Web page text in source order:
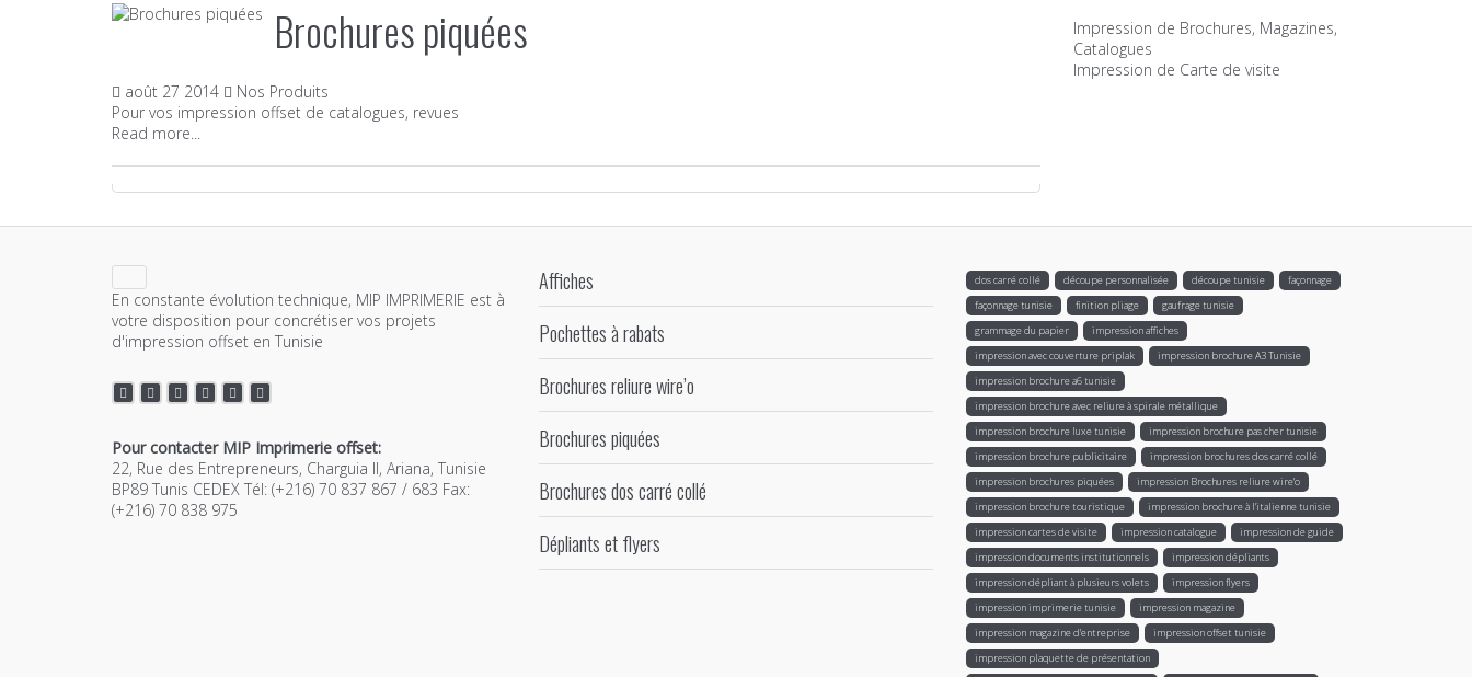
Brochures piquées
août 27 2014
Nos Produits
Pour vos impression offset de catalogues, revues
Read more...
Impression de Brochures, Magazines,
Catalogues
Impression de Carte de visite
En constante évolution technique, MIP IMPRIMERIE est à
votre disposition pour concrétiser vos projets
d'impression offset en Tunisie
Pour contacter MIP Imprimerie offset:
22, Rue des Entrepreneurs, Charguia II, Ariana, Tunisie
BP89 Tunis CEDEX Tél: (+216) 70 837 867 / 683 Fax:
(+216) 70 838 975
Affiches
Pochettes à rabats
Brochures reliure wire’o
Brochures piquées
Brochures dos carré collé
Dépliants et flyers
dos carré collé découpe personnalisée découpe tunisie
façonnage
façonnage tunisie
finition pliage
gaufrage tunisie
grammage du papier
impression affiches
impression avec couverture priplak
impression brochure A3 Tunisie
impression brochure a6 tunisie
impression brochure avec reliure à spirale métallique
impression brochure luxe tunisie
impression brochure pas cher tunisie
impression brochure publicitaire
impression brochures dos carré collé
impression brochures piquées
impression Brochures reliure wire’o
impression brochure touristique
impression brochure à l'italienne tunisie
impression cartes de visite
impression catalogue
impression de guide
impression documents institutionnels
impression dépliants
impression dépliant à plusieurs volets
impression flyers
impression imprimerie tunisie
impression magazine
impression magazine d’entreprise
impression offset tunisie
impression plaquette de présentation